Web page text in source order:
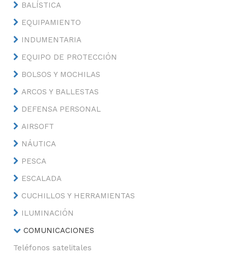
BALÍSTICA
EQUIPAMIENTO
INDUMENTARIA
EQUIPO DE PROTECCIÓN
BOLSOS Y MOCHILAS
ARCOS Y BALLESTAS
DEFENSA PERSONAL
AIRSOFT
NÁUTICA
PESCA
ESCALADA
CUCHILLOS Y HERRAMIENTAS
ILUMINACIÓN
COMUNICACIONES
Teléfonos satelitales